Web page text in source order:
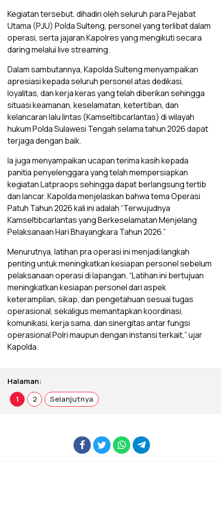
Kegiatan tersebut, dihadiri oleh seluruh para Pejabat
Utama (PJU) Polda Sulteng, personel yang terlibat dalam
operasi, serta jajaran Kapolres yang mengikuti secara
daring melalui live streaming.
Dalam sambutannya, Kapolda Sulteng menyampaikan
apresiasi kepada seluruh personel atas dedikasi,
loyalitas, dan kerja keras yang telah diberikan sehingga
situasi keamanan, keselamatan, ketertiban, dan
kelancaran lalu lintas (Kamseltibcarlantas) di wilayah
hukum Polda Sulawesi Tengah selama tahun 2026 dapat
terjaga dengan baik.
Ia juga menyampaikan ucapan terima kasih kepada
panitia penyelenggara yang telah mempersiapkan
kegiatan Latpraops sehingga dapat berlangsung tertib
dan lancar. Kapolda menjelaskan bahwa tema Operasi
Patuh Tahun 2026 kali ini adalah “Terwujudnya
Kamseltibcarlantas yang Berkeselamatan Menjelang
Pelaksanaan Hari Bhayangkara Tahun 2026.”
Menurutnya, latihan pra operasi ini menjadi langkah
penting untuk meningkatkan kesiapan personel sebelum
pelaksanaan operasi di lapangan. “Latihan ini bertujuan
meningkatkan kesiapan personel dari aspek
keterampilan, sikap, dan pengetahuan sesuai tugas
operasional, sekaligus memantapkan koordinasi,
komunikasi, kerja sama, dan sinergitas antar fungsi
operasional Polri maupun dengan instansi terkait,” ujar
Kapolda.
Halaman:
1
2 Selanjutnya